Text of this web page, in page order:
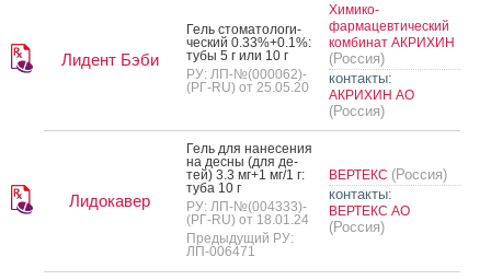
Лидент Бэби
Гель сто­мато­логи­
чес­кий 0.33%+0.1%:
ту­бы 5 г или 10 г
РУ: ЛП-№(000062)-
(РГ-RU) от 25.05.20
Химико-
фармацевтический
комбинат АКРИХИН
(Россия)
контакты:
АКРИХИН АО
(Россия)
Лидокавер
Гель для на­несе­ния
на дес­ны (для де­
тей) 3.3 мг+1 мг/1 г:
ту­ба 10 г
РУ: ЛП-№(004333)-
(РГ-RU) от 18.01.24
Предыдущий РУ:
ЛП-006471
ВЕРТЕКС (Россия)
контакты:
ВЕРТЕКС АО
(Россия)